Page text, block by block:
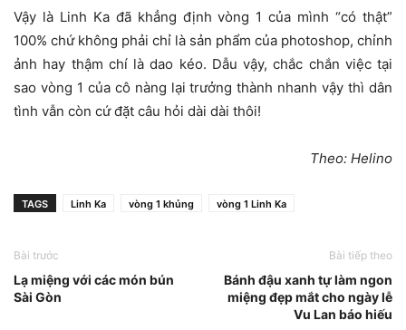
Vậy là Linh Ka đã khẳng định vòng 1 của mình “có thật”
100% chứ không phải chỉ là sản phẩm của photoshop, chỉnh
ảnh hay thậm chí là dao kéo. Dẫu vậy, chắc chắn việc tại
sao vòng 1 của cô nàng lại trưởng thành nhanh vậy thì dân
tình vẫn còn cứ đặt câu hỏi dài dài thôi!
Theo: Helino
TAGS Linh Ka vòng 1 khủng vòng 1 Linh Ka
Bài trước
Lạ miệng với các món bún
Sài Gòn
Bài tiếp theo
Bánh đậu xanh tự làm ngon
miệng đẹp mắt cho ngày lễ
Vu Lan báo hiếu